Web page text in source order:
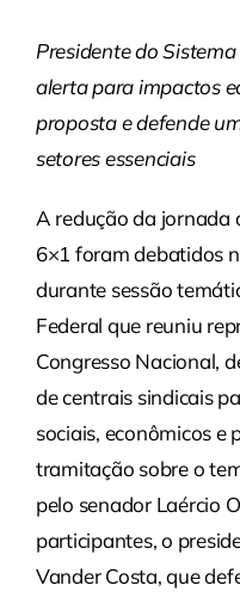
Presidente do
alerta para impactos
proposta e defende
setores essenciais
A redução da jornada
6×1 foram debatidos
durante sessão
Federal que reuniu
Congresso Nacional,
de centrais sindicais
sociais, econômicos e
tramitação sobre o
pelo senador Laércio
participantes, o
Vander Costa, que